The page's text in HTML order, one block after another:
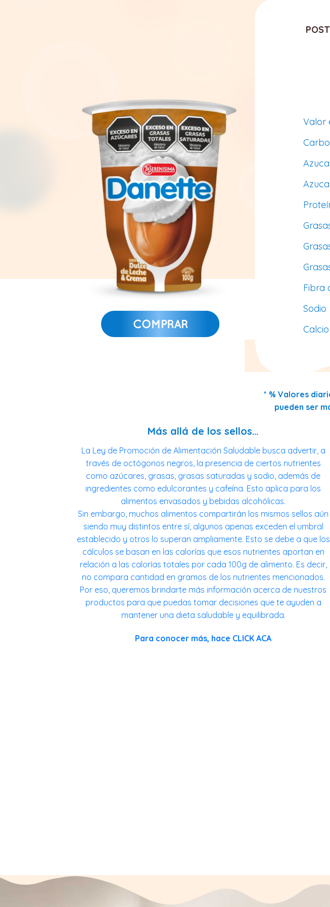
Valor
Fibra
Sodio
Calcio
* % Valores
pueden ser
Más allá de los sellos…
La Ley de Promoción de Alimentación Saludable busca advertir, a
través de octógonos negros, la presencia de ciertos nutrientes
como azúcares, grasas, grasas saturadas y sodio, además de
ingredientes como edulcorantes y cafeína. Esto aplica para los
alimentos envasados y bebidas alcohólicas.
Sin embargo, muchos alimentos compartirán los mismos sellos aún
siendo muy distintos entre sí, algunos apenas exceden el umbral
establecido y otros lo superan ampliamente. Esto se debe a que los
cálculos se basan en las calorías que esos nutrientes aportan en
relación a las calorías totales por cada 100g de alimento. Es decir,
no compara cantidad en gramos de los nutrientes mencionados.
Por eso, queremos brindarte más información acerca de nuestros
productos para que puedas tomar decisiones que te ayuden a
mantener una dieta saludable y equilibrada.
Para conocer más, hace CLICK ACA